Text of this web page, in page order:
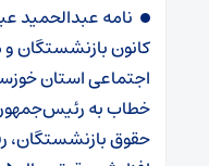
نامه عبدالحمید
کانون بازنشستگان
اجتماعی استان
خطاب به
حقوق بازنشستگان،